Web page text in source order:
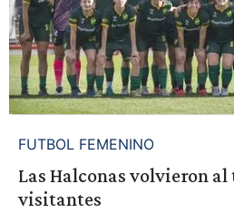
FUTBOL FEMENINO
Las Halconas volvieron
visitantes